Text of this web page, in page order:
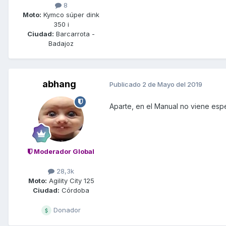
8
Moto: Kymco súper dink
350 i
Ciudad: Barcarrota -
Badajoz
abhang
Moderador Global
28,3k
Moto: Agility City 125
Ciudad: Córdoba
Donador
Publicado 2 de Mayo del 2019
Aparte, en el Manual no viene